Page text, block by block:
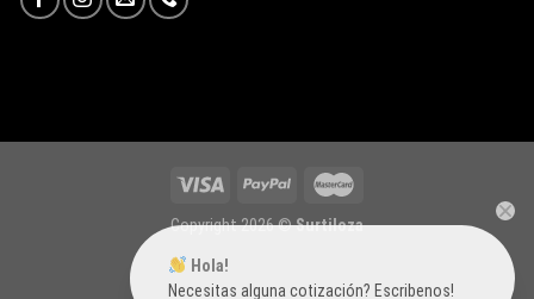
Copyright 2026 ©Surtiloza
Hola!
Necesitas alguna cotización? Escribenos!